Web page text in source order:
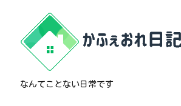
なんてことない日常です